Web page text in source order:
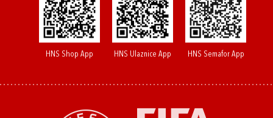
HNS Shop App HNS Ulaznice App HNS Semafor App